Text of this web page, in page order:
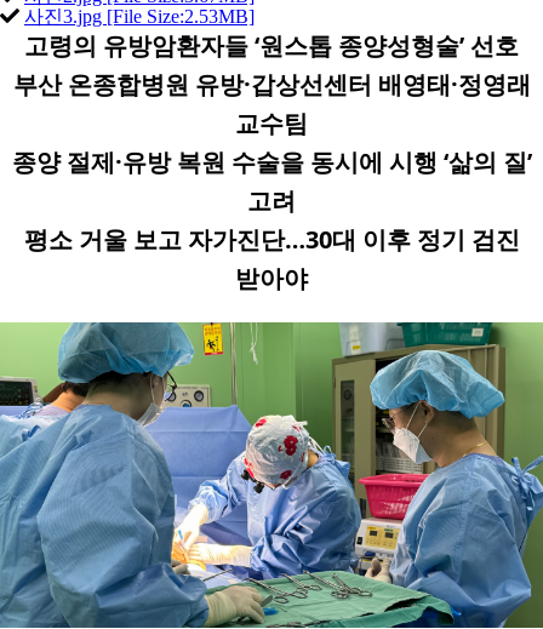
사진3.jpg [File Size:2.53MB]
고령의 유방암환자들‘원스톱 종양성형술’ 선호
부산 온종합병원 유방·갑상선센터 배영태·정영래
교수팀
종양 절제·유방 복원 수술을 동시에 시행 ‘삶의 질’
고려
평소 거울 보고 자가진단…30대 이후 정기 검진
받아야